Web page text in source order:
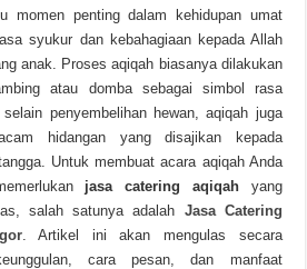
momen penting dalam kehidupan umat
syukur dan kebahagiaan kepada Allah
anak. Proses aqiqah biasanya dilakukan
atau domba sebagai simbol rasa
penyembelihan hewan, aqiqah juga
hidangan yang disajikan kepada
Untuk membuat acara aqiqah Anda
jasa catering aqiqahyang
salah satunya adalah Jasa Catering
. Artikel ini akan mengulas secara
cara pesan, dan manfaat